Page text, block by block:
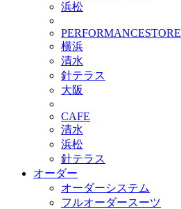
浜松
PERFORMANCESTORE
横浜
清水
針テラス
大阪
CAFE
清水
浜松
針テラス
オーダー
オーダーシステム
フルオーダースーツ